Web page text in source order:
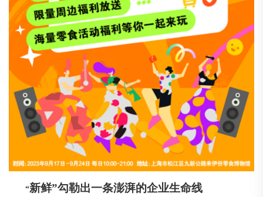
“新鲜”勾勒出一条澎湃的企业生命线